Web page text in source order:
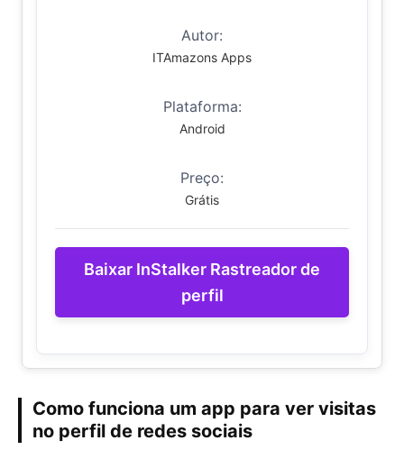
Autor:
ITAmazons Apps
Plataforma:
Android
Preço:
Grátis
Baixar InStalker Rastreador de
perfil
Como funciona um app para ver visitas
no perfil de redes sociais